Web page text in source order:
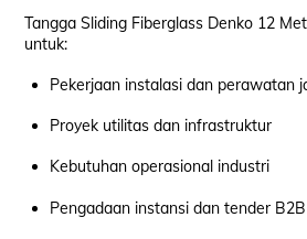
Tangga Sliding Fiberglass Denko 12
untuk:
Pekerjaan instalasi dan perawatan
Proyek utilitas dan infrastruktur
Kebutuhan operasional industri
Pengadaan instansi dan tender B2B